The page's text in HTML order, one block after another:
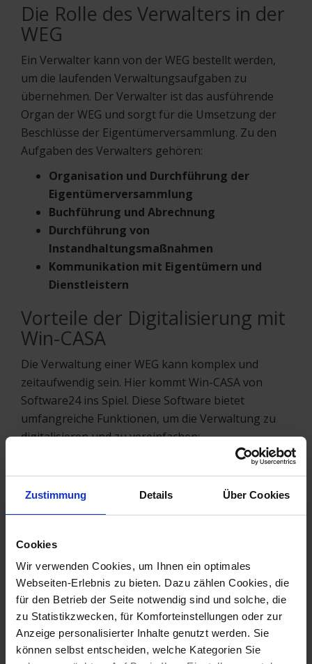
Zustimmung Details Über Cookies
Cookies
Wir verwenden Cookies, um Ihnen ein optimales
Webseiten-Erlebnis zu bieten. Dazu zählen Cookies, die
für den Betrieb der Seite notwendig sind und solche, die
zu Statistikzwecken, für Komforteinstellungen oder zur
Anzeige personalisierter Inhalte genutzt werden. Sie
können selbst entscheiden, welche Kategorien Sie
Die Rolle des Verwalters in der
WEG
Ein Verwalter kann von der WEG bestellt werden,
um die laufenden Verwaltungsaufgaben zu
übernehmen. Der Verwalter ist das ausführende
Organ der WEG und sorgt für die Umsetzung der
Beschlüsse der Eigentümerversammlung. Zu den
Aufgaben des Verwalters gehören:
Organisation und Durchführung der
Eigentümerversammlung
Buchführung und Abrechnung
Durchführung von
Instandhaltungsmaßnahmen
Kommunikation mit Eigentümern und
Dienstleistern
Vorteile der Digitalisierung mit
Win-CASA
Die Verwaltung einer WEG kann komplex und
zeitaufwendig sein. Hier kommt Win-CASA von
Software24 ins Spiel. Diese Software bietet
umfangreiche Funktionen, um die Verwaltung zu
digitalisieren und zu vereinfachen:
: Win-CASA ermöglicht eine
papierlose Verwaltung, bei der alle wichtigen
Dokumente digital erfasst und verwaltet werden.
Dies erleichtert den Zugriff und die Organisation
Transparenz und Nachvollziehbarkeit
: Mit Win-
CASA können alle Vorgänge transparent
dokumentiert und für alle Eigentümer
nachvollziehbar gemacht werden. Dies stärkt das
Vertrauen und fördert eine offene Kommunikation
innerhalb der WEG.